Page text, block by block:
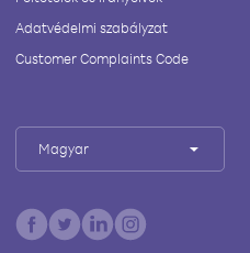
Adatvédelmi szabályzat
Customer Complaints Code
Magyar